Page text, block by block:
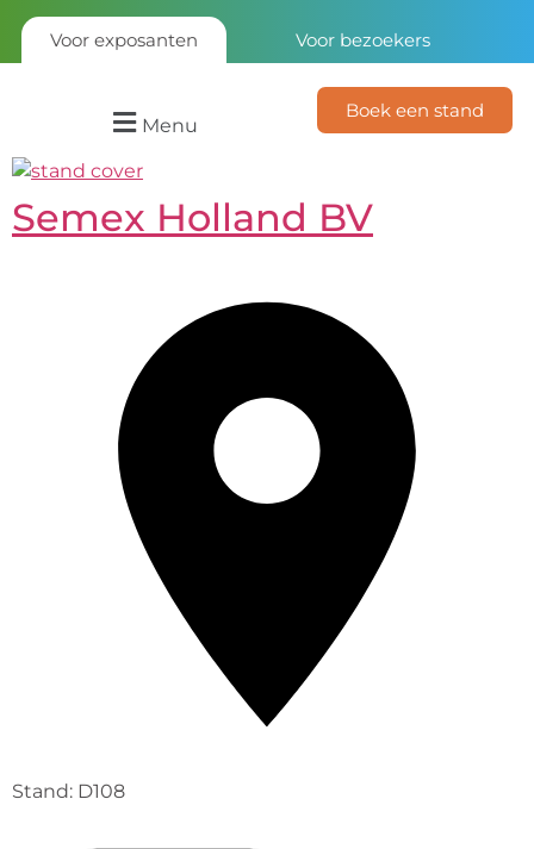
Voor exposanten Voor bezoekers
Menu
Boek een stand
Semex Holland BV
Stand: D108